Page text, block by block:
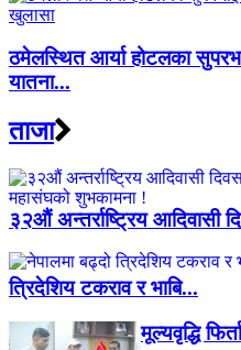
ठमेलस्थित आर्या होटलका
यातना...
ताजा
३२औं अन्तर्राष्ट्रिय आदिवासी
त्रिदेशिय टकराव र भाबि...
मूल्यवृद्धि